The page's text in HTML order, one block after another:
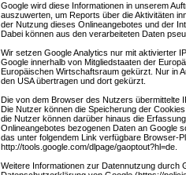
Google wird diese Informationen in unserem
auszuwerten, um Reports über die Aktivitäten
der Nutzung dieses Onlineangebotes und der
Dabei können aus den verarbeiteten Daten
Wir setzen Google Analytics nur mit aktivierter
Google innerhalb von Mitgliedstaaten der
Europäischen Wirtschaftsraum gekürzt. Nur in
den USA übertragen und dort gekürzt.
Die von dem Browser des Nutzers übermittelte
Die Nutzer können die Speicherung der
die Nutzer können darüber hinaus die
Onlineangebotes bezogenen Daten an Google
das unter folgendem Link verfügbare Browser-
http://tools.google.com/dlpage/gaoptout?hl=de.
Weitere Informationen zur Datennutzung durch